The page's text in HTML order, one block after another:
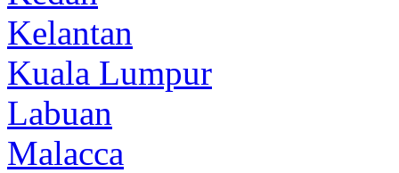
Kelantan
Kuala Lumpur
Labuan
Malacca